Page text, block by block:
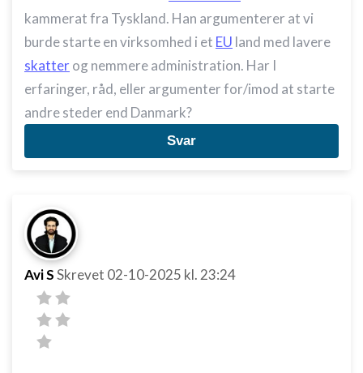
kammerat fra Tyskland. Han argumenterer at vi
burde starte en virksomhed i et EU land med lavere
skatterog nemmere administration. Har I
erfaringer, råd, eller argumenter for/imod at starte
andre steder end Danmark?
Svar
Avi SSkrevet 02-10-2025 kl. 23:24